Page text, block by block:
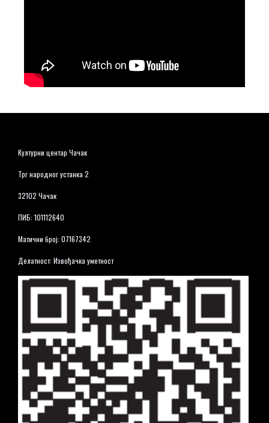
Културни центар Чачак
Трг народног устанка 2
32102 Чачак
ПИБ: 101112640
Матични број: 07167342
Делатност: Извођачка уметност